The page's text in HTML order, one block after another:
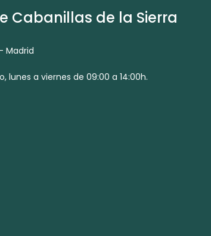
Cabanillas de la Sierra
Madrid
lunes a viernes de 09:00 a 14:00h.